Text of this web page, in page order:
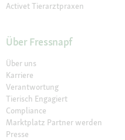
Activet Tierarztpraxen
Über Fressnapf
Über uns
Karriere
Verantwortung
Tierisch Engagiert
Compliance
Marktplatz Partner werden
Presse